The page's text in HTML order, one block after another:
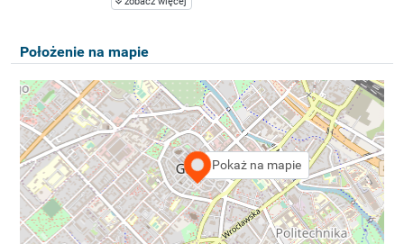
Położenie na mapie
Pokaż na mapie